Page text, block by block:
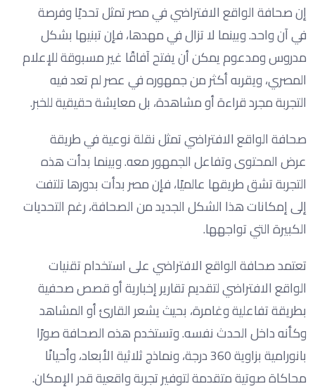
إن صحافة الواقع الافتراضي في مصر تمثل تحديًا وفرصة
في آن واحد. وبينما لا تزال في مهدها، فإن تبنيها بشكل
مدروس ومدعوم يمكن أن يفتح آفاقًا غير مسبوقة للإعلام
المصري، ويقربه أكثر من جمهوره في عصر لم تعد فيه
التجربة مجرد قراءة أو مشاهدة، بل معايشة حقيقية للخبر.
صحافة الواقع الافتراضي تمثل نقلة نوعية في طريقة
عرض المحتوى وتفاعل الجمهور معه. وبينما بدأت هذه
التجربة تشق طريقها عالميًا، فإن مصر بدأت بدورها تلتفت
إلى إمكانات هذا الشكل الجديد من الصحافة، رغم التحديات
الكبيرة التي تواجهها.
تعتمد صحافة الواقع الافتراضي على استخدام تقنيات
الواقع الافتراضي لتقديم تقارير إخبارية أو قصص صحفية
بطريقة تفاعلية وغامرة، بحيث يشعر القارئ أو المشاهد
وكأنه داخل الحدث نفسه. وتستخدم هذه الصحافة صورًا
بانورامية بزاوية 360 درجة، ونماذج ثلاثية الأبعاد، وأحيانًا
محاكاة صوتية متقدمة لتوفير تجربة واقعية قدر الإمكان.